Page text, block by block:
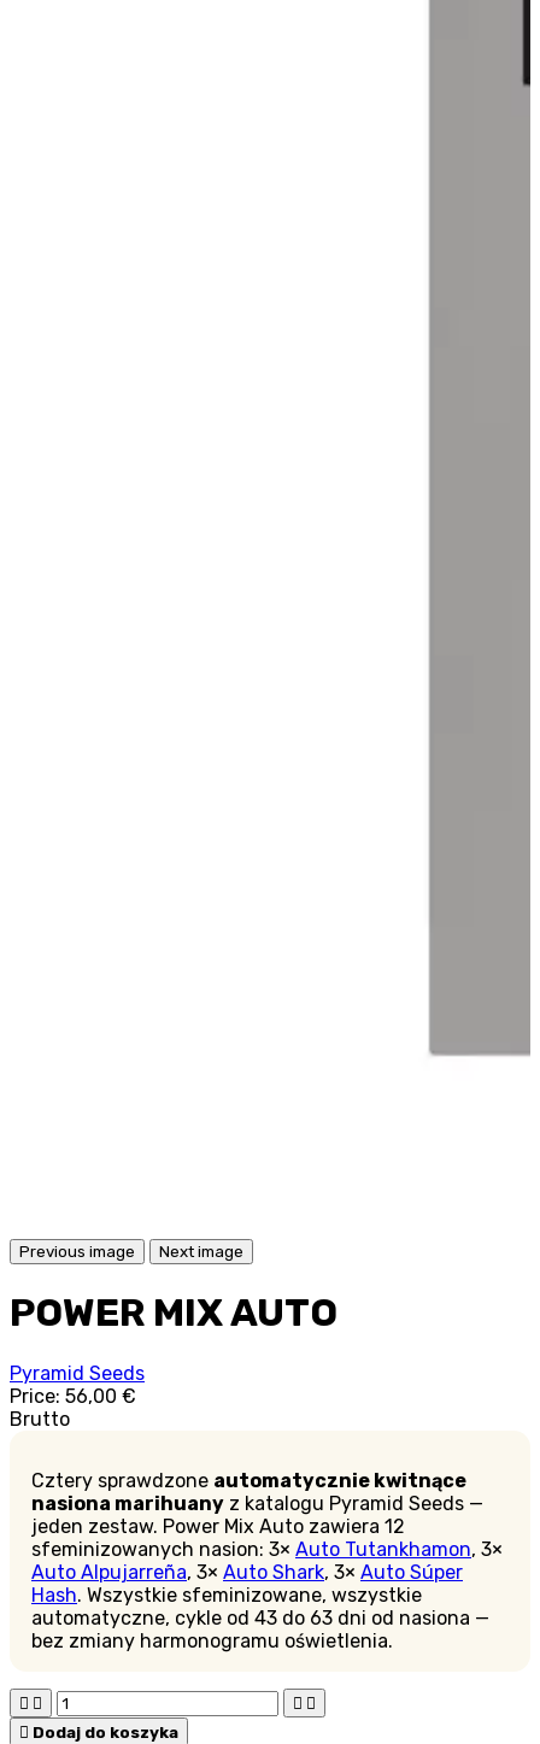
Previous image Next image
POWER MIX AUTO
Pyramid Seeds
Price: 56,00 €
Brutto
Cztery sprawdzone automatycznie kwitnące
nasiona marihuany z katalogu Pyramid Seeds —
jeden zestaw. Power Mix Auto zawiera 12
sfeminizowanych nasion: 3× Auto Tutankhamon, 3×
Auto Alpujarreña, 3× Auto Shark, 3× Auto Súper
Hash. Wszystkie sfeminizowane, wszystkie
automatyczne, cykle od 43 do 63 dni od nasiona —
bez zmiany harmonogramu oświetlenia.
   
 Dodaj do koszyka